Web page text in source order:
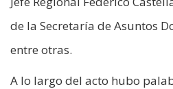
de la Secretaría de Asuntos
entre otras.
A lo largo del acto hubo